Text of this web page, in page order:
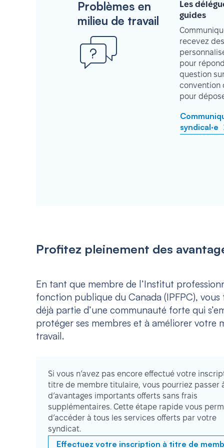
Problèmes en
milieu de travail
Les
guides
recevez
pour
question
convention
pour
syndical·e
Profitez pleinement des
En tant que membre de l’Institut
fonction publique du Canada (IPFPC), vous
déjà partie d’une communauté forte qui
protéger ses membres et à améliorer votre
travail.
Si vous n’avez pas encore effectué votre
titre de membre titulaire, vous pourriez passer
d’avantages importants offerts sans frais
supplémentaires. Cette étape rapide vous
d’accéder à tous les services offerts par votre
syndicat.
Effectuez votre inscription à titre de